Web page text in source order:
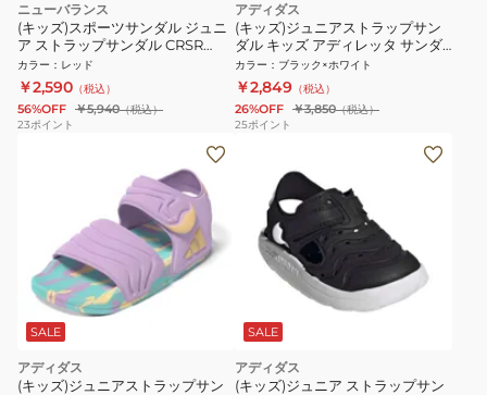
ニューバランス
(キッズ)スポーツサンダル ジュニ
ア ストラップサンダル CRSR
Sandal SYCRSRD1 M シャワーサ
ンダル キッズ 水遊び
カラー ： レッド
￥2,590 （税込）
56%OFF ￥5,940（税込）
23ポイント
アディダス
(キッズ)ジュニアストラップサン
ダル キッズ アディレッタ サンダ
ル 2 ブラック ホワイト OOS63-
HQ0114
カラー ： ブラック×ホワイト
￥2,849 （税込）
26%OFF ￥3,850（税込）
25ポイント
SALE
アディダス
(キッズ)ジュニアストラップサン
SALE
アディダス
(キッズ)ジュニア ストラップサン